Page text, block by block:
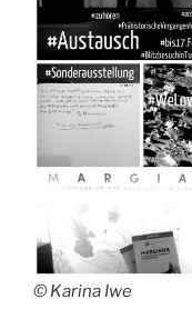
© Karina Iwe